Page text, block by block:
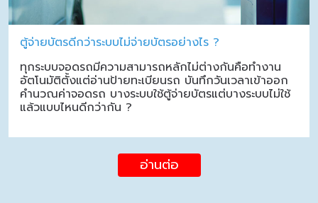
ตู้จ่ายบัตรดีกว่าระบบไม่จ่ายบัตรอย่างไร ?
ทุกระบบจอดรถมีความสามารถหลักไม่ต่างกันคือทำงาน
อัตโนมัติตั้งแต่อ่านป้ายทะเบียนรถ บันทึกวันเวลาเข้าออก
คำนวณค่าจอดรถ บางระบบใช้ตู้จ่ายบัตรแต่บางระบบไม่ใช้
แล้วแบบไหนดีกว่ากัน ?
อ่านต่อ